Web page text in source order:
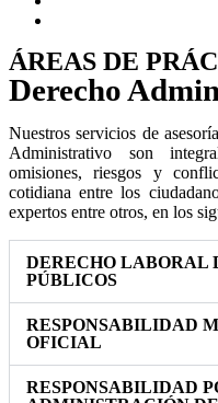
ÁREAS DE
Derecho
Nuestros servicios de
Administrativo son
omisiones, riesgos y
cotidiana entre los
expertos entre otros, en los
DERECHO LABORAL
PÚBLICOS
RESPONSABILIDAD
OFICIAL
RESPONSABILIDAD